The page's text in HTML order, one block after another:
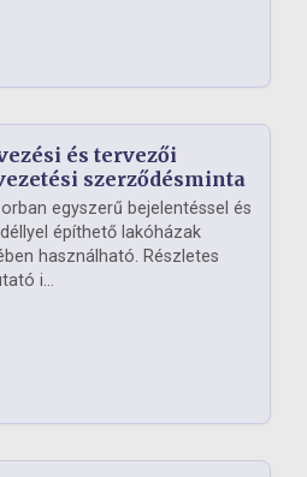
és tervezői
szerződésminta
egyszerű bejelentéssel és
építhető lakóházak
használható. Részletes
i...